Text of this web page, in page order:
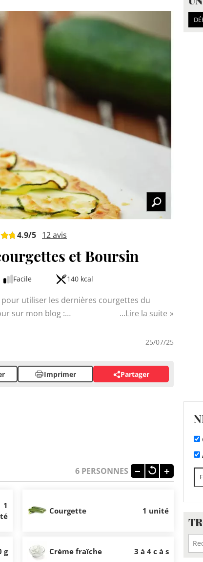
4.9/5 12avis
et Boursin
Facile 140 kcal
utiliser les dernières courgettes du
sur mon blog :
des légumes à la douceur du fromage.
raffinée, cette recette met en valeur les
Lire la suite
25/07/25
Imprimer Partager
6 PERSONNES
1
Courgette 1 unité
g Crème fraîche 3 à 4 c à s